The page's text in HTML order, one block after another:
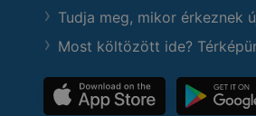
Tudja meg, mikor érkeznek
Most költözött ide?